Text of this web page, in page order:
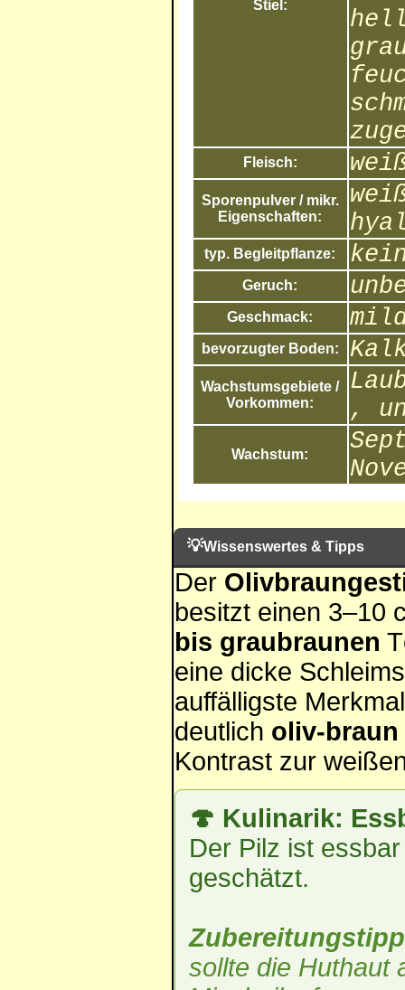
Stiel:
Fleisch:
Sporenpulver / mikr.
Eigenschaften:
typ. Begleitpflanze:
Geruch:
Geschmack:
bevorzugter Boden:
Wachstumsgebiete /
Vorkommen:
,
Wachstum:
💡Wissenswertes & Tipps
Der
besitzt einen 3–10
bis graubraunen
eine dicke
auffälligste
deutlich oliv-
Kontrast zur
🍄 Kulinarik:
Der Pilz ist
geschätzt.
sollte die Huthaut